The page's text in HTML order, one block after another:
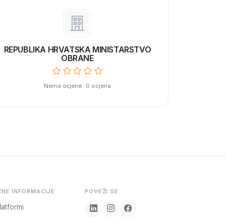
REPUBLIKA HRVATSKA MINISTARSTVO
OBRANE
Nema ocjene · 0 ocjena
INFORMACIJE POVEŽI SE